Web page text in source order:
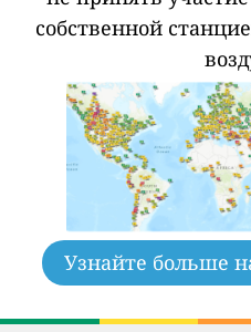
собственной
Узнайте больше